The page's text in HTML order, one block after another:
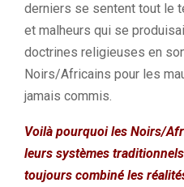
derniers se sentent tout le
et malheurs qui se
doctrines religieuses en
Noirs/Africains pour les
jamais commis.
Voilà pourquoi les Noirs/
leurs systèmes
toujours combiné les